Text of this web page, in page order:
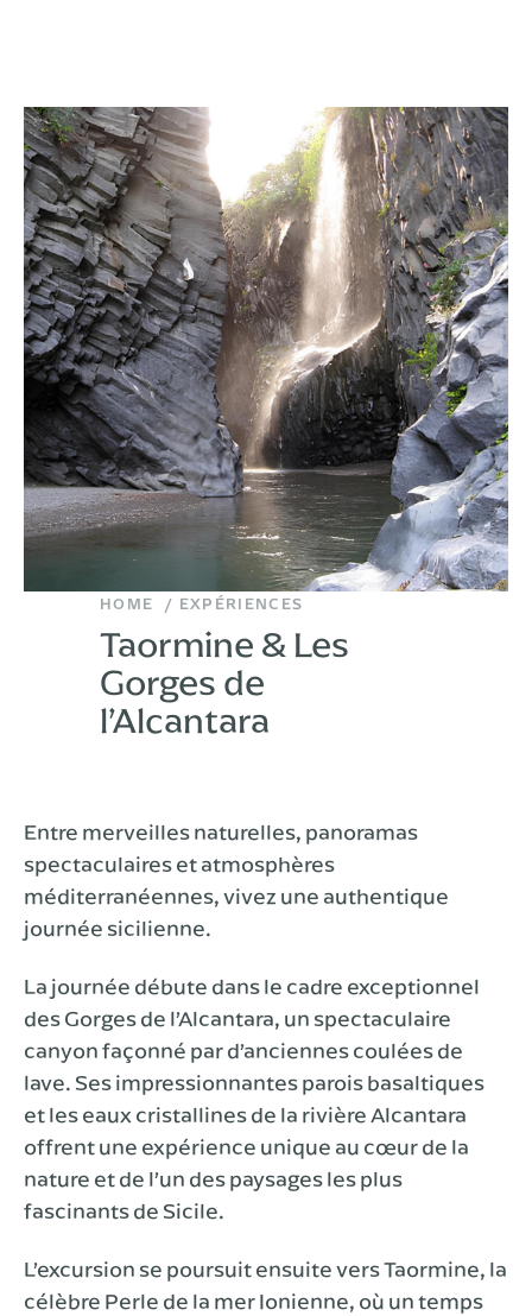
HOME EXPÉRIENCES
Taormine & Les
Gorges de
l’Alcantara
Entre merveilles naturelles, panoramas
spectaculaires et atmosphères
méditerranéennes, vivez une authentique
journée sicilienne.
La journée débute dans le cadre exceptionnel
des Gorges de l’Alcantara, un spectaculaire
canyon façonné par d’anciennes coulées de
lave. Ses impressionnantes parois basaltiques
et les eaux cristallines de la rivière Alcantara
offrent une expérience unique au cœur de la
nature et de l’un des paysages les plus
fascinants de Sicile.
L’excursion se poursuit ensuite vers Taormine, la
célèbre Perle de la mer Ionienne, où un temps